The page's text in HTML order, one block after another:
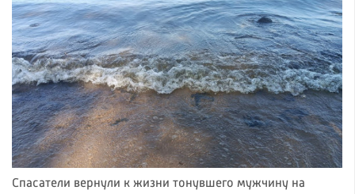
Спасатели вернули к жизни тонувшего мужчину на